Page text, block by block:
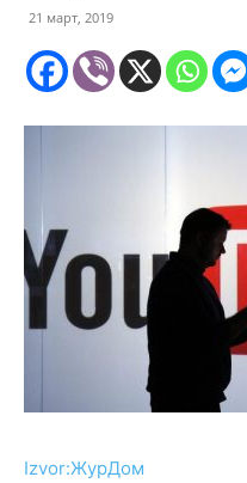
21 март, 2019
Izvor:ЖурДом